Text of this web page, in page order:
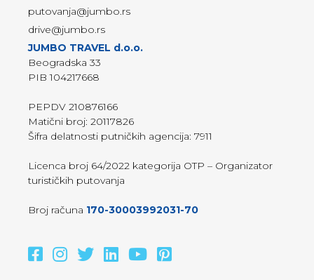
putovanja@jumbo.rs
drive@jumbo.rs
JUMBO TRAVEL d.o.o.
Beogradska 33
PIB 104217668
PEPDV 210876166
Matični broj: 20117826
Šifra delatnosti putničkih agencija: 7911
Licenca broj 64/2022 kategorija OTP – Organizator
turističkih putovanja
Broj računa 170-30003992031-70